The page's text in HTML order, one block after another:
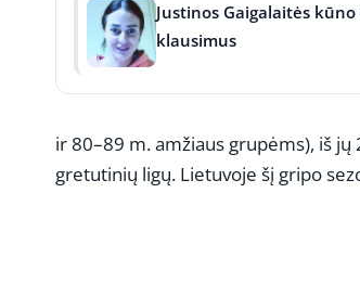
Justinos Gaigalaitės
klausimus
ir 80–89 m. amžiaus grupėms), iš
gretutinių ligų. Lietuvoje šį gripo